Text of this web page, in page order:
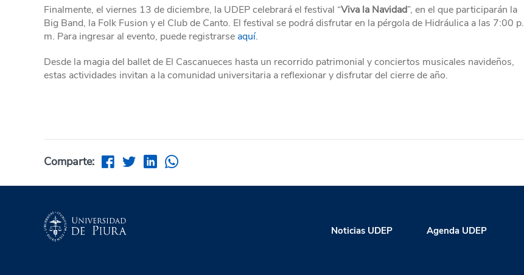
Finalmente, el viernes 13 de diciembre, la UDEP celebrará el festival “Viva la Navidad”, en el que participarán la
Big Band, la Folk Fusion y el Club de Canto. El festival se podrá disfrutar en la pérgola de Hidráulica a las 7:00 p.
m. Para ingresar al evento, puede registrarse aquí.
Desde la magia del ballet de El Cascanueces hasta un recorrido patrimonial y conciertos musicales navideños,
estas actividades invitan a la comunidad universitaria a reflexionar y disfrutar del cierre de año.
Comparte:
Noticias UDEP Agenda UDEP